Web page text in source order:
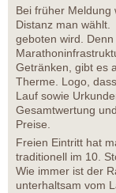
Bei früher Meldung
Distanz man wählt.
geboten wird.
Getränken, gibt es
Therme. Logo,
Lauf sowie
Gesamtwertung
Preise.
Freien Eintritt hat
traditionell im 10.
Wie immer ist der
unterhaltsam vom